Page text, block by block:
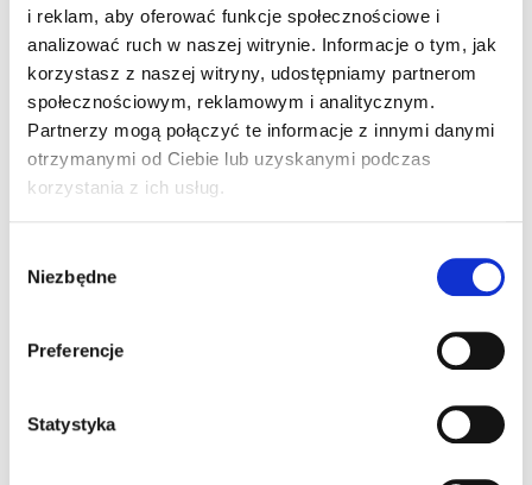
i reklam, aby oferować funkcje społecznościowe i
analizować ruch w naszej witrynie. Informacje o tym, jak
korzystasz z naszej witryny, udostępniamy partnerom
społecznościowym, reklamowym i analitycznym.
Partnerzy mogą połączyć te informacje z innymi danymi
otrzymanymi od Ciebie lub uzyskanymi podczas
korzystania z ich usług.
zgody
Niezbędne
Preferencje
Statystyka
Dzbany drogowe z naszym
komentarzem”
Pingback:stapelstein